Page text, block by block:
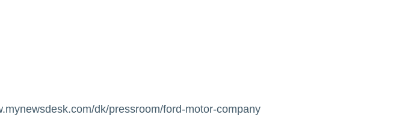
dk/pressroom/ford-motor-company